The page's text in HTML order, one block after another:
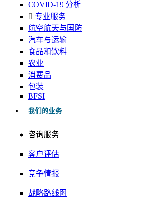
COVID-19 分析
专业服务
航空航天与国防
汽车与运输
食品和饮料
农业
消费品
包装
BFSI
我们的业务
咨询服务
客户评估
竞争情报
战略路线图